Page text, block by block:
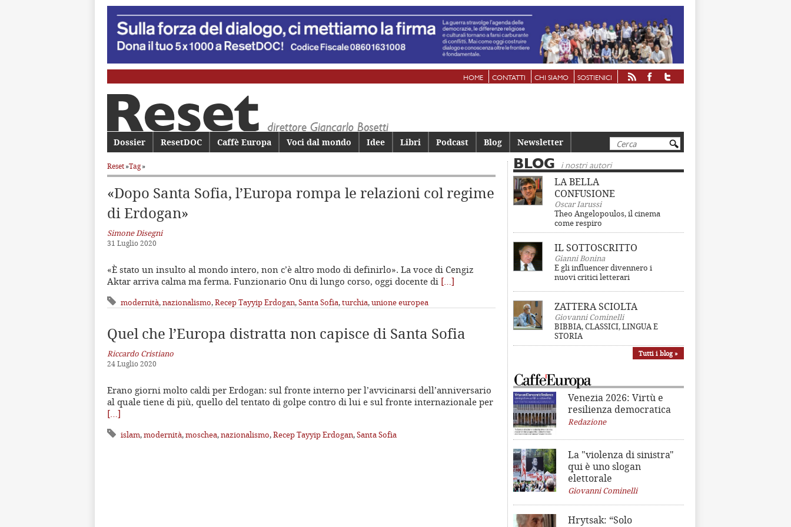
HOME CONTATTI CHI SIAMO SOSTIENICI
Cerca
Menu principale
Vai al contenuto principale
Vai al contenuto secondario
Dossier ResetDOC Caffè Europa Voci dal mondo Idee Libri Podcast Blog Newsletter
Reset»Tag»
«Dopo Santa Sofia, l’Europa rompa le relazioni col regime
di Erdogan»
Simone Disegni
31 Luglio 2020
«È stato un insulto al mondo intero, non c’è altro modo di definirlo». La voce di Cengiz
Aktar arriva calma ma ferma. Funzionario Onu di lungo corso, oggi docente di […]
modernità,nazionalismo,Recep Tayyip Erdogan,Santa Sofia,turchia,unione europea
Quel che l’Europa distratta non capisce di Santa Sofia
Riccardo Cristiano
24 Luglio 2020
Erano giorni molto caldi per Erdogan: sul fronte interno per l’avvicinarsi dell’anniversario
al quale tiene di più, quello del tentato di golpe contro di lui e sul fronte internazionale per
[…]
islam,modernità,moschea,nazionalismo,Recep Tayyip Erdogan,Santa Sofia
BLOG i nostri autori
LA BELLA
CONFUSIONE
Oscar Iarussi
Theo Angelopoulos, il cinema
come respiro
IL SOTTOSCRITTO
Gianni Bonina
E gli influencer divennero i
nuovi critici letterari
ZATTERA SCIOLTA
Giovanni Cominelli
BIBBIA, CLASSICI, LINGUA E
STORIA
Tutti i blog »
Venezia 2026: Virtù e
resilienza democratica
Redazione
La "violenza di sinistra"
qui è uno slogan
elettorale
Giovanni Cominelli
Hrytsak: “Solo